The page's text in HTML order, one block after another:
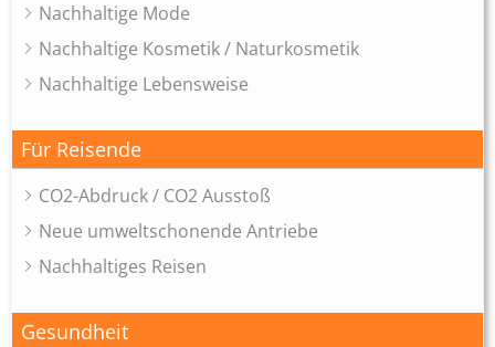
Nachhaltige Mode
Nachhaltige Kosmetik / Naturkosmetik
Nachhaltige Lebensweise
Für Reisende
CO2-Abdruck / CO2 Ausstoß
Neue umweltschonende Antriebe
Nachhaltiges Reisen
Gesundheit